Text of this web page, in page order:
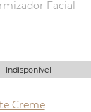
Indisponível
Creme